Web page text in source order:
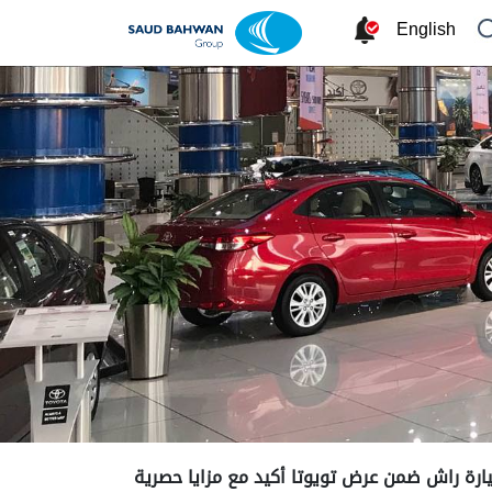
English
راش ضمن عرض تويوتا أكيد مع مزايا حصرية